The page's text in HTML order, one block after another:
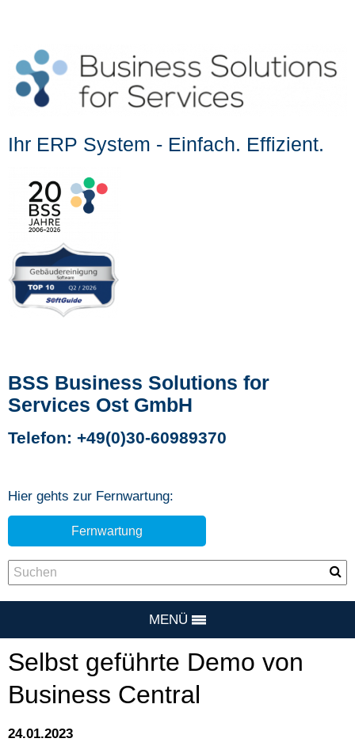
Ihr ERP System - Einfach. Effizient.
BSS Business Solutions for
Services Ost GmbH
Telefon: +49(0)30-60989370
Hier gehts zur Fernwartung:
Fernwartung
MENÜ
Selbst geführte Demo von
Business Central
24.01.2023